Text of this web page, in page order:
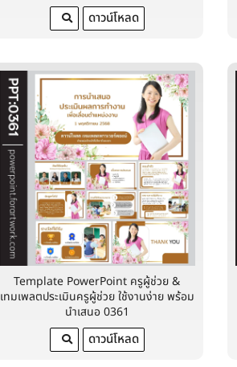
ดาวน์โหลด
Template PowerPoint ครูผู้ช่วย &
เทมเพลตประเมินครูผู้ช่วย ใช้งานง่าย พร้อม
นำเสนอ 0361
ดาวน์โหลด